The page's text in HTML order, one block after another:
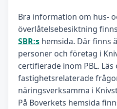
Bra information om hus-
överlåtelsebesiktning
SBR:s hemsida. Där finns
personer och företag i
certifierade inom PBL. Läs
fastighetsrelaterade
näringsverksamma i
På Boverkets hemsida